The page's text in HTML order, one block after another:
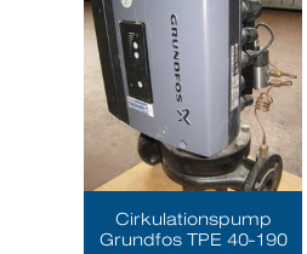
Cirkulationspump
Grundfos TPE 40-190